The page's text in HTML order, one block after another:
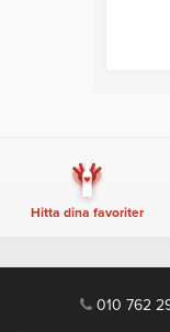
Hitta dina favoriter
010 762